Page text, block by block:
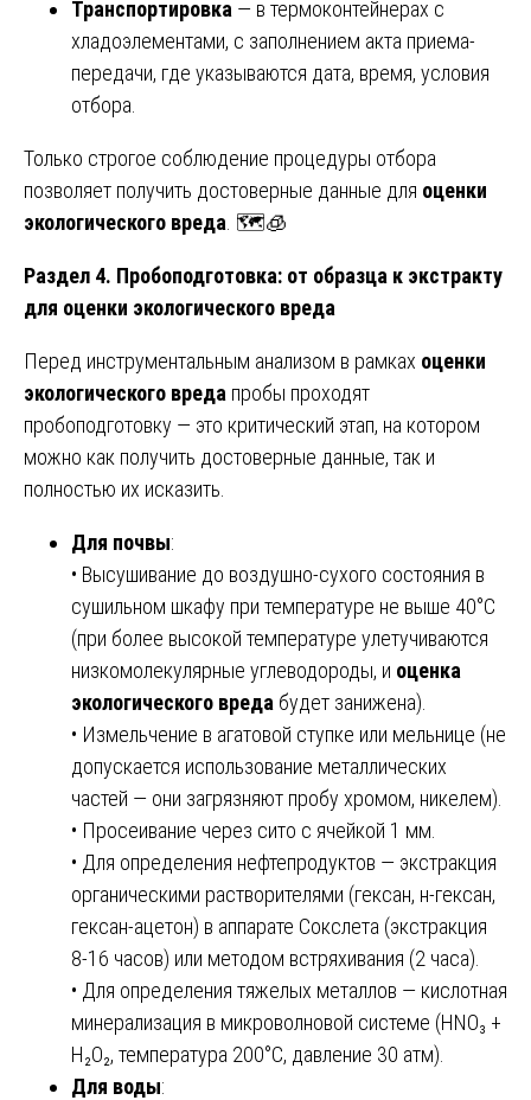
Транспортировка — в термоконтейнерах с
хладоэлементами, с заполнением акта приема-
передачи, где указываются дата, время, условия
отбора.
Только строгое соблюдение процедуры отбора
позволяет получить достоверные данные для оценки
экологического вреда . 🗺️🧊
Раздел 4. Пробоподготовка: от образца к экстракту
для оценки экологического вреда
Перед инструментальным анализом в рамках оценки
экологического вреда пробы проходят
пробоподготовку — это критический этап, на котором
можно как получить достоверные данные, так и
полностью их исказить.
Для почвы:
• Высушивание до воздушно-сухого состояния в
сушильном шкафу при температуре не выше 40°C
(при более высокой температуре улетучиваются
низкомолекулярные углеводороды, и оценка
экологического вреда будет занижена).
• Измельчение в агатовой ступке или мельнице (не
допускается использование металлических
частей — они загрязняют пробу хромом, никелем).
• Просеивание через сито с ячейкой 1 мм.
• Для определения нефтепродуктов — экстракция
органическими растворителями (гексан, н-гексан,
гексан-ацетон) в аппарате Сокслета (экстракция
8-16 часов) или методом встряхивания (2 часа).
• Для определения тяжелых металлов — кислотная
минерализация в микроволновой системе (HNO₃ +
H₂O₂, температура 200°C, давление 30 атм).
Для воды: